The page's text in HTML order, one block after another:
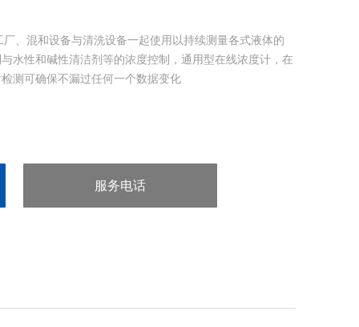
、混和设备与清洗设备一起使用以持续测量各式液体的
水性和碱性清洁剂等的浓度控制，通用型在线浓度计，在
测可确保不漏过任何一个数据变化
服务电话